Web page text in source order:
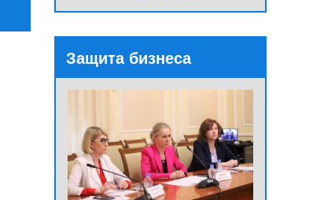
Защита бизнеса